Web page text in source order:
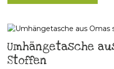
Umhängetasche
Stoffen